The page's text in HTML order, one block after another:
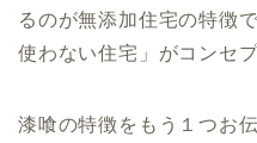
るのが無添加住宅の特徴
使わない住宅」がコンセ
漆喰の特徴をもう１つお